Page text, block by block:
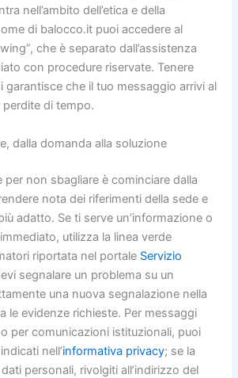
nell’ambito dell’etica e della
di balocco.it puoi accedere al
che è separato dall’assistenza
con procedure riservate. Tenere
garantisce che il tuo messaggio arrivi al
di tempo.
dalla domanda alla soluzione
non sbagliare è cominciare dalla
nota dei riferimenti della sede e
adatto. Se ti serve un’informazione o
utilizza la linea verde
riportata nel portale Servizio
segnalare un problema su un
una nuova segnalazione nella
le evidenze richieste. Per messaggi
per comunicazioni istituzionali, puoi
nell’informativa privacy; se la
personali, rivolgiti all’indirizzo del